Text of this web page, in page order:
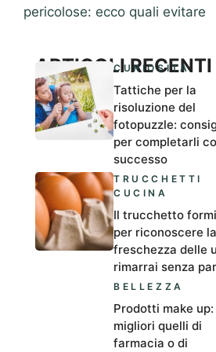
pericolose: ecco quali evitare
ARTICOLI RECENTI
CURIOSITÀ
Tattiche per la
risoluzione del
fotopuzzle:
per completarli
successo
TRUCCHETTI
CUCINA
Il trucchetto
per riconoscere la
freschezza delle
rimarrai senza
BELLEZZA
Prodotti make
migliori quelli di
farmacia o di